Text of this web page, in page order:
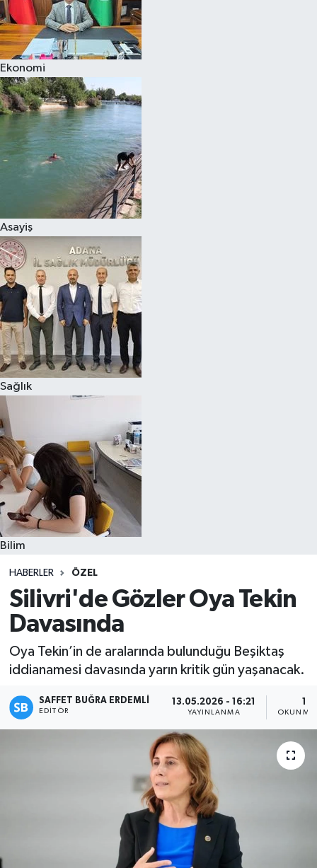
Ekonomi
Asayiş
Sağlık
Bilim
HABERLER ÖZEL
Silivri'de Gözler Oya Tekin
Davasında
Oya Tekin’in de aralarında bulunduğu Beşiktaş
iddianamesi davasında yarın kritik gün yaşanacak.
SAFFET BUĞRA ERDEMLI
EDITÖR
13.05.2026 - 16:21
YAYINLANMA OKUNMA